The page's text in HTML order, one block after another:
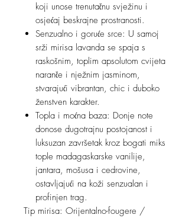
koji unose trenutačnu svježinu i
osjećaj beskrajne prostranosti.
Senzualno i goruće srce: U samoj
srži mirisa lavanda se spaja s
raskošnim, toplim apsolutom cvijeta
naranče i nježnim jasminom,
stvarajući vibrantan, chic i duboko
ženstven karakter.
Topla i moćna baza: Donje note
donose dugotrajnu postojanost i
luksuzan završetak kroz bogati miks
tople madagaskarske vanilije,
jantara, mošusa i cedrovine,
ostavljajući na koži senzualan i
profinjen trag.
Tip mirisa: Orijentalno-fougere /